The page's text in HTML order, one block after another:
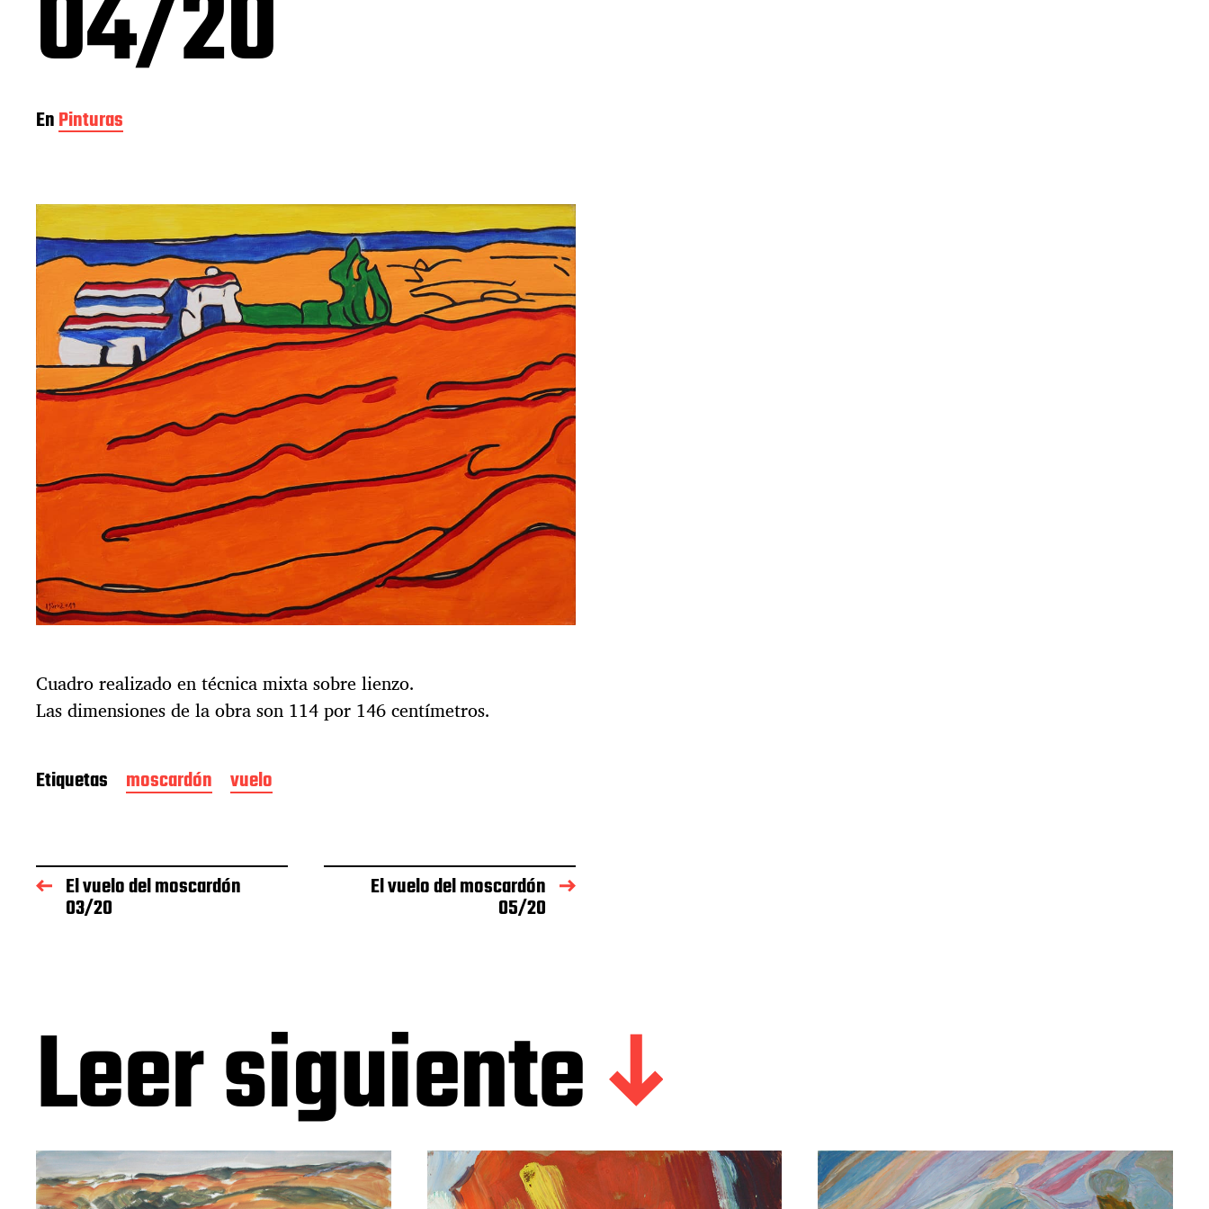
EnPinturas
Cuadro realizado en técnica mixta sobre lienzo.
Las dimensiones de la obra son 114 por 146 centímetros.
Etiquetas moscardón vuelo
El vuelo del moscardón
03/20
El vuelo del moscardón
05/20
Leer siguiente